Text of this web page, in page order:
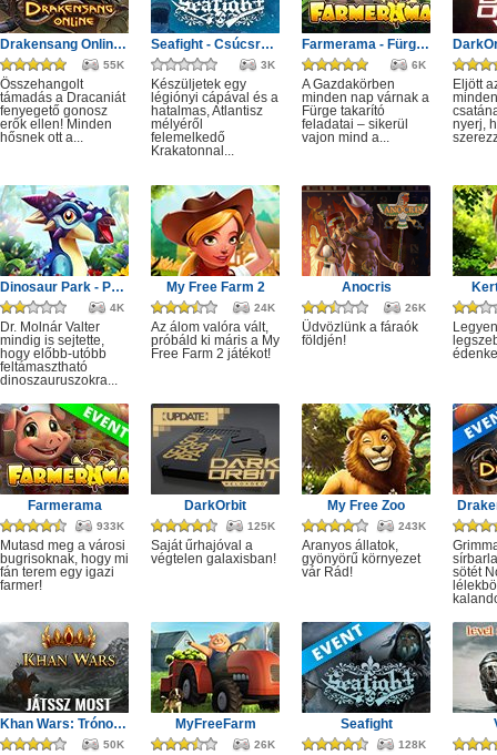
Drakensang Online - Monster Hunt event
55K
Összehangolt
támadás a Dracaniát
fenyegető gonosz
erők ellen! Minden
hősnek ott a...
Seafight - Csúcsragadozók: Fogak és csápok
3K
Készüljetek egy
légiónyi cápával és a
hatalmas, Atlantisz
mélyéről
felemelkedő
Krakatonnal...
Farmerama - Fürge takarító
6K
A Gazdakörben
minden nap várnak a
Fürge takarító
feladatai – sikerül
vajon mind a...
Eljött
nyerj,
Dinosaur Park - Primeval Zoo
4K
Dr. Molnár Valter
mindig is sejtette,
hogy előbb-utóbb
feltámasztható
dinoszauruszokra...
My Free Farm 2
24K
Az álom valóra vált,
próbáld ki máris a My
Free Farm 2 játékot!
Anocris
26K
Üdvözlünk a fáraók
földjén!
Farmerama
933K
Mutasd meg a városi
bugrisoknak, hogy mi
fán terem egy igazi
farmer!
DarkOrbit
125K
Saját űrhajóval a
végtelen galaxisban!
My Free Zoo
243K
Aranyos állatok,
gyönyörű környezet
vár Rád!
sötét
Khan Wars: Trónok harca
50K
MyFreeFarm
26K
Seafight
128K